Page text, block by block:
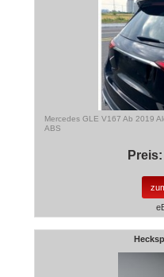
Mercedes GLE V167 Ab 2019
ABS
Preis: